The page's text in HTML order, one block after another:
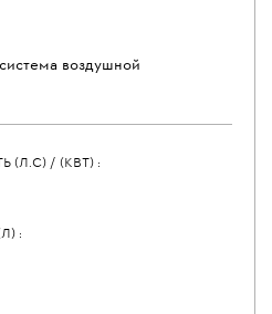
воздушной
/ (КВТ) :
: